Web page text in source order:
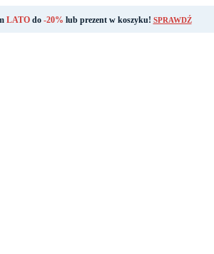
LATOdo -20% lub prezent w koszyku! SPRAWDŹ